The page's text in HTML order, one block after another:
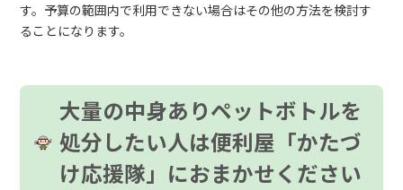
す。予算の範囲内で利用できない場合はその他の方法を検討す
ることになります。
大量の中身ありペットボトルを
処分したい人は便利屋「かたづ
け応援隊」におまかせください